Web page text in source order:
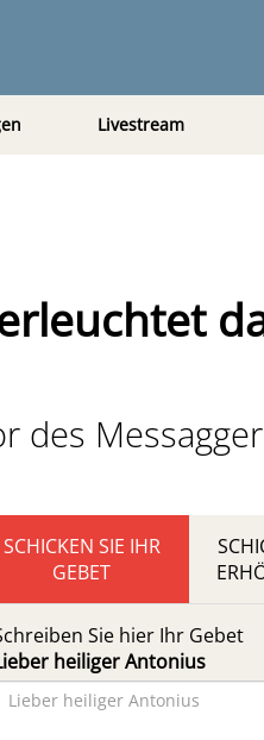
Livestream
des
SCHICKEN SIE IHR
GEBET
Sie hier Ihr Gebet
heiliger Antonius